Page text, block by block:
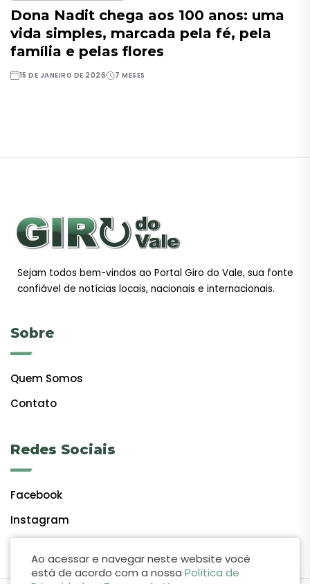
Dona Nadit chega aos 100 anos: uma
vida simples, marcada pela fé, pela
família e pelas flores
15 DE JANEIRO DE 2026 7 MESES
Sejam todos bem-vindos ao Portal Giro do Vale, sua fonte
confiável de notícias locais, nacionais e internacionais.
Sobre
Quem Somos
Contato
Redes Sociais
Facebook
Instagram
Ao acessar e navegar neste website você
está de acordo com a nossa Política de